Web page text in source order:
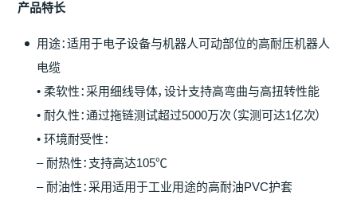
产品特长
用途：适用于电子设备与机器人可动部位的高耐压机器人
电缆
• 柔软性：采用细线导体，设计支持高弯曲与高扭转性能
• 耐久性：通过拖链测试超过5000万次（实测可达1亿次）
• 环境耐受性：
– 耐热性：支持高达105℃
– 耐油性：采用适用于工业用途的高耐油PVC护套